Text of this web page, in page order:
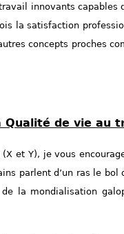
innovants
la satisfaction
concepts proches
de vie au
et Y), je vous
parlent d’un ras le bol
la mondialisation